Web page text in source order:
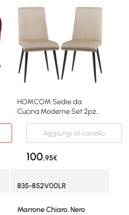
HOMCOM Sedie da
Cucina Moderne Set 2pz
Aggiungi al carrello
100,95€
835-852V00LR
Marrone Chiaro, Nero